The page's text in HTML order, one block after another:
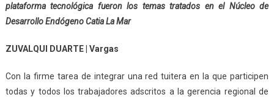
plataforma tecnológica fueron los temas tratados en el Núcleo de
Desarrollo Endógeno Catia La Mar
ZUVALQUI DUARTE | Vargas
Con la firme tarea de integrar una red tuitera en la que participen
todas y todos los trabajadores adscritos a la gerencia regional de